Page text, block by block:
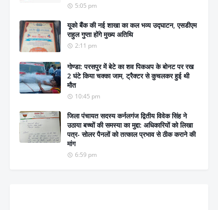
5:05 pm
यूको बैंक की नई शाखा का कल भव्य उद्घाटन, एसडीएम
राहुल गुप्ता होंगे मुख्य अतिथि
2:11 pm
गोण्डा: परसपुर में बेटे का शव पिकअप के बोनट पर रख
2 घंटे किया चक्का जाम, ट्रैक्टर से कुचलकर हुई थी
मौत
10:45 pm
जिला पंचायत सदस्य कर्नलगंज द्वितीय विवेक सिंह ने
उठाया बच्चों की समस्या का मुद्दा: अधिकारियों को लिखा
पत्र- सोलर पैनलों को तत्काल प्रभाव से ठीक कराने की
मांग
6:59 pm